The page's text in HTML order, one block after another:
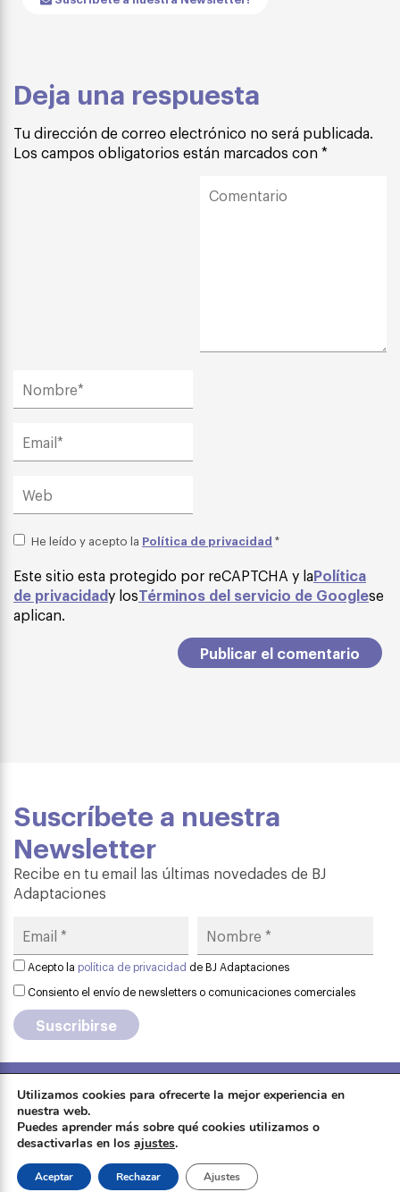
Deja una respuesta
Tu dirección de correo electrónico no será publicada.
Los campos obligatorios están marcados con *
He leído y acepto la Política de privacidad *
Este sitio esta protegido por reCAPTCHA y laPolítica
de privacidady losTérminos del servicio de Googlese
aplican.
Suscríbete a nuestra
Newsletter
Recibe en tu email las últimas novedades de BJ
Adaptaciones
Acepto la política de privacidad de BJ Adaptaciones
Consiento el envío de newsletters o comunicaciones comerciales
Formación
Tienda
Política de cookies· Contactar
Utilizamos cookies para ofrecerte la mejor experiencia en
nuestra web.
Puedes aprender más sobre qué cookies utilizamos o
desactivarlas en los ajustes.
Aceptar Rechazar Ajustes